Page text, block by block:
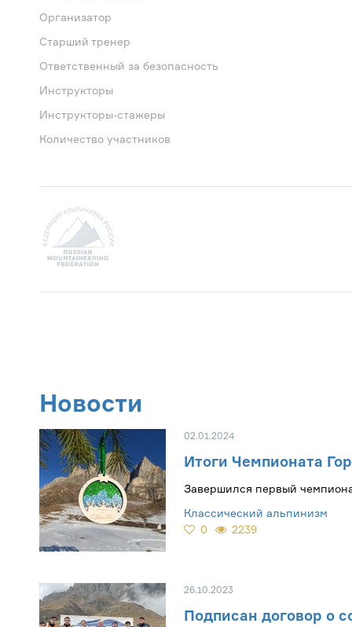
Организатор
Старший тренер
Ответственный за безопасность
Инструкторы
Инструкторы-стажеры
Количество участников
Новости
02.01.2024
Итоги Чемпионата
Завершился первый
Классический альпинизм
0
2239
26.10.2023
Подписан договор о